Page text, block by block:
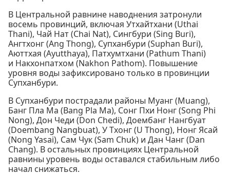
В Центральной равнине наводнения затронули
восемь провинций, включая Утхайтхани (Uthai
Thani), Чай Нат (Chai Nat), Сингбури (Sing Buri),
Ангтхонг (Ang Thong), Супханбури (Suphan Buri),
Аюттхая (Ayutthaya), Патхумтхани (Pathum Thani)
и Накхонпатхом (Nakhon Pathom). Повышение
уровня воды зафиксировано только в провинции
Супханбури.
В Супханбури пострадали районы Муанг (Muang),
Банг Пла Ма (Bang Pla Ma), Сонг Пхи Нонг (Song Phi
Nong), Дон Чеди (Don Chedi), Доембанг Нангбуат
(Doembang Nangbuat), У Тхонг (U Thong), Нонг Ясай
(Nong Yasai), Сам Чук (Sam Chuk) и Дан Чанг (Dan
Chang). В остальных провинциях Центральной
равнины уровень воды оставался стабильным либо
начал снижаться.